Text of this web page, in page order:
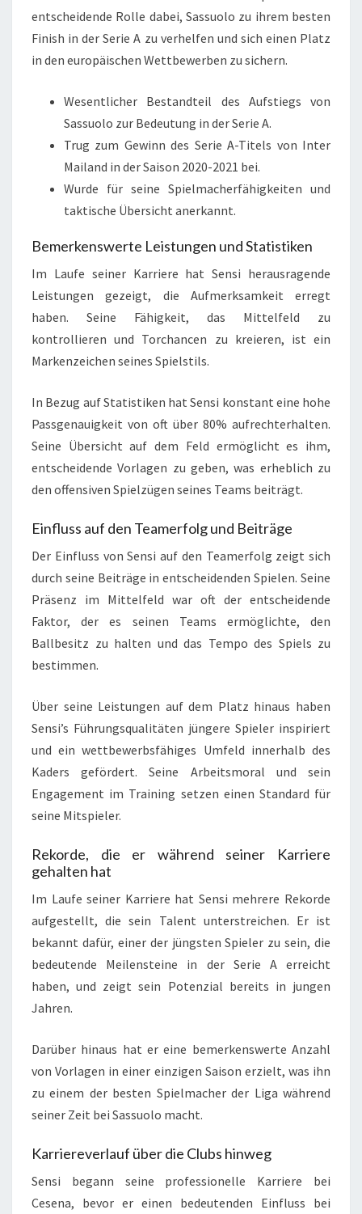
entscheidende Rolle dabei, Sassuolo zu ihrem besten
Finish in der Serie A zu verhelfen und sich einen Platz
in den europäischen Wettbewerben zu sichern.
Wesentlicher Bestandteil des Aufstiegs von
Sassuolo zur Bedeutung in der Serie A.
Trug zum Gewinn des Serie A-Titels von Inter
Mailand in der Saison 2020-2021 bei.
Wurde für seine Spielmacherfähigkeiten und
taktische Übersicht anerkannt.
Bemerkenswerte Leistungen und Statistiken
Im Laufe seiner Karriere hat Sensi herausragende
Leistungen gezeigt, die Aufmerksamkeit erregt
haben. Seine Fähigkeit, das Mittelfeld zu
kontrollieren und Torchancen zu kreieren, ist ein
Markenzeichen seines Spielstils.
In Bezug auf Statistiken hat Sensi konstant eine hohe
Passgenauigkeit von oft über 80% aufrechterhalten.
Seine Übersicht auf dem Feld ermöglicht es ihm,
entscheidende Vorlagen zu geben, was erheblich zu
den offensiven Spielzügen seines Teams beiträgt.
Einfluss auf den Teamerfolg und Beiträge
Der Einfluss von Sensi auf den Teamerfolg zeigt sich
durch seine Beiträge in entscheidenden Spielen. Seine
Präsenz im Mittelfeld war oft der entscheidende
Faktor, der es seinen Teams ermöglichte, den
Ballbesitz zu halten und das Tempo des Spiels zu
bestimmen.
Über seine Leistungen auf dem Platz hinaus haben
Sensi’s Führungsqualitäten jüngere Spieler inspiriert
und ein wettbewerbsfähiges Umfeld innerhalb des
Kaders gefördert. Seine Arbeitsmoral und sein
Engagement im Training setzen einen Standard für
seine Mitspieler.
Rekorde, die er während seiner Karriere
gehalten hat
Im Laufe seiner Karriere hat Sensi mehrere Rekorde
aufgestellt, die sein Talent unterstreichen. Er ist
bekannt dafür, einer der jüngsten Spieler zu sein, die
bedeutende Meilensteine in der Serie A erreicht
haben, und zeigt sein Potenzial bereits in jungen
Jahren.
Darüber hinaus hat er eine bemerkenswerte Anzahl
von Vorlagen in einer einzigen Saison erzielt, was ihn
zu einem der besten Spielmacher der Liga während
seiner Zeit bei Sassuolo macht.
Karriereverlauf über die Clubs hinweg
Sensi begann seine professionelle Karriere bei
Cesena, bevor er einen bedeutenden Einfluss bei